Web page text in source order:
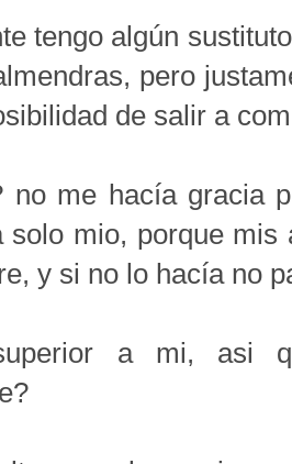
tengo algún
pero
de salir a
no me hacía gracia
solo mio, porque
y si no lo hacía no
a mi, asi